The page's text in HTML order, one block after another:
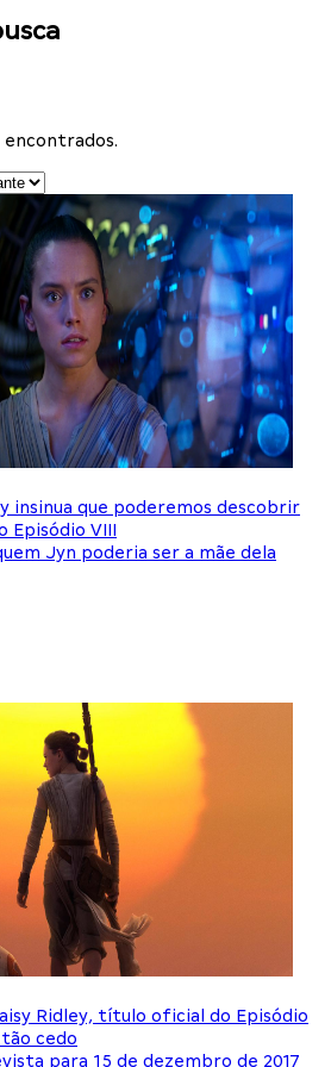
encontrados.
insinua que poderemos descobrir
Episódio VIII
Jyn poderia ser a mãe dela
Ridley, título oficial do Episódio
cedo
para 15 de dezembro de 2017